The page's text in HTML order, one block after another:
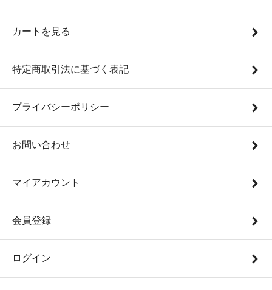
カートを見る
特定商取引法に基づく表記
プライバシーポリシー
お問い合わせ
マイアカウント
会員登録
ログイン